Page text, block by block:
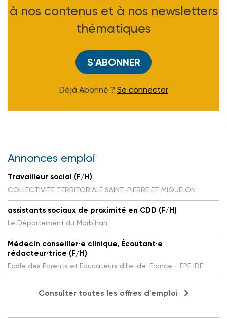
à nos contenus et à nos newsletters
thématiques
S'ABONNER
Déjà Abonné ? Se connecter
Annonces emploi
Travailleur social (F/H)
COLLECTIVITE TERRITORIALE SAINT-PIERRE ET MIQUELON
assistants sociaux de proximité en CDD (F/H)
Le Département du Morbihan
Médecin conseiller·e clinique, Écoutant·e
rédacteur·trice (F/H)
Ecole des Parents et Educateurs d'Ile-de-France - EPE IDF
Consulter toutes les offres d'emploi